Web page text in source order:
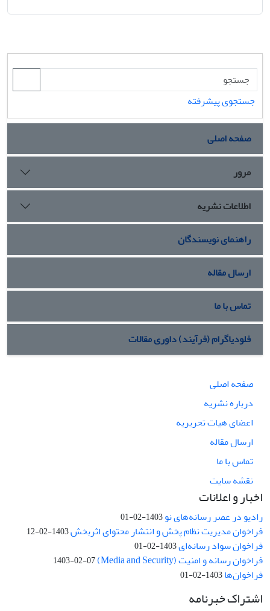
جستجوی پیشرفته
صفحه اصلی
مرور
اطلاعات نشریه
راهنمای نویسندگان
ارسال مقاله
تماس با ما
فلودیاگرام (فرآیند) داوری مقالات
صفحه اصلی
درباره نشریه
اعضای هیات تحریریه
ارسال مقاله
تماس با ما
نقشه سایت
اخبار و اعلانات
رادیو در عصر رسانه‌های نو1403-02-01
فراخوان مدیریت نظام پخش و انتشار محتوای اثربخش1403-02-12
فراخوان سواد رسانه‌ای1403-02-01
فراخوان رسانه و امنیت (Media and Security) 1403-02-07
فراخوان‌ها1403-02-01
اشتراک خبرنامه